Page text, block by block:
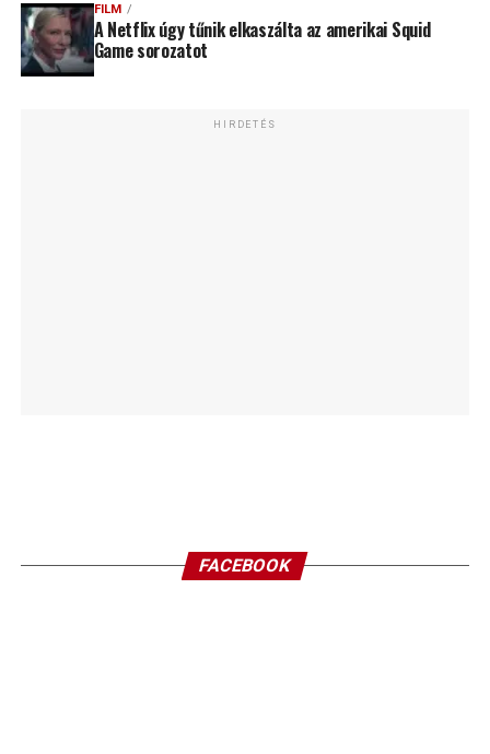
FILM
A Netflix úgy tűnik elkaszálta az amerikai Squid
Game sorozatot
HIRDETÉS
FACEBOOK